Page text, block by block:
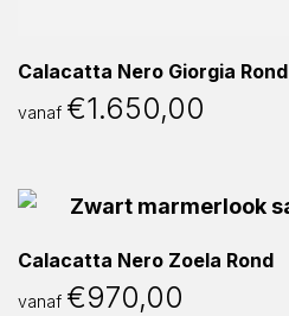
Calacatta Nero Giorgia Rond
vanaf €1.650,00
Calacatta Nero Zoela Rond
vanaf €970,00